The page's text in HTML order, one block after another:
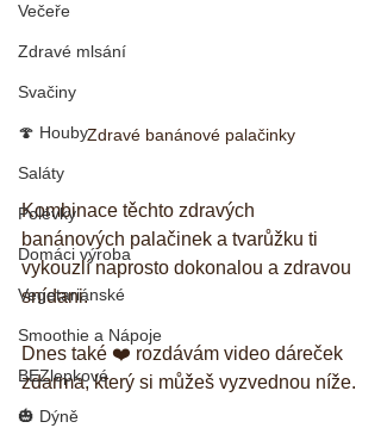
Večeře
Zdravé mlsání
Svačiny
🍄 Houby
Saláty
Polévky
Domáci výroba
Vegetariánské
Smoothie a Nápoje
BEZlepkové
🎃 Dýně
Zdravé banánové palačinky
Kombinace těchto zdravých
banánových palačinek a tvarůžku ti
vykouzlí naprosto dokonalou a zdravou
snídani.
Dnes také ❤️ rozdávám video dáreček
zdarma, který si můžeš vyzvednou níže.